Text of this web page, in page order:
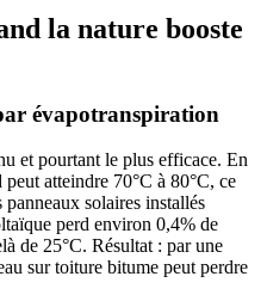
la nature booste
évapotranspiration
et pourtant le plus efficace. En
atteindre 70°C à 80°C, ce
solaires installés
perd environ 0,4% de
de 25°C. Résultat : par une
sur toiture bitume peut perdre